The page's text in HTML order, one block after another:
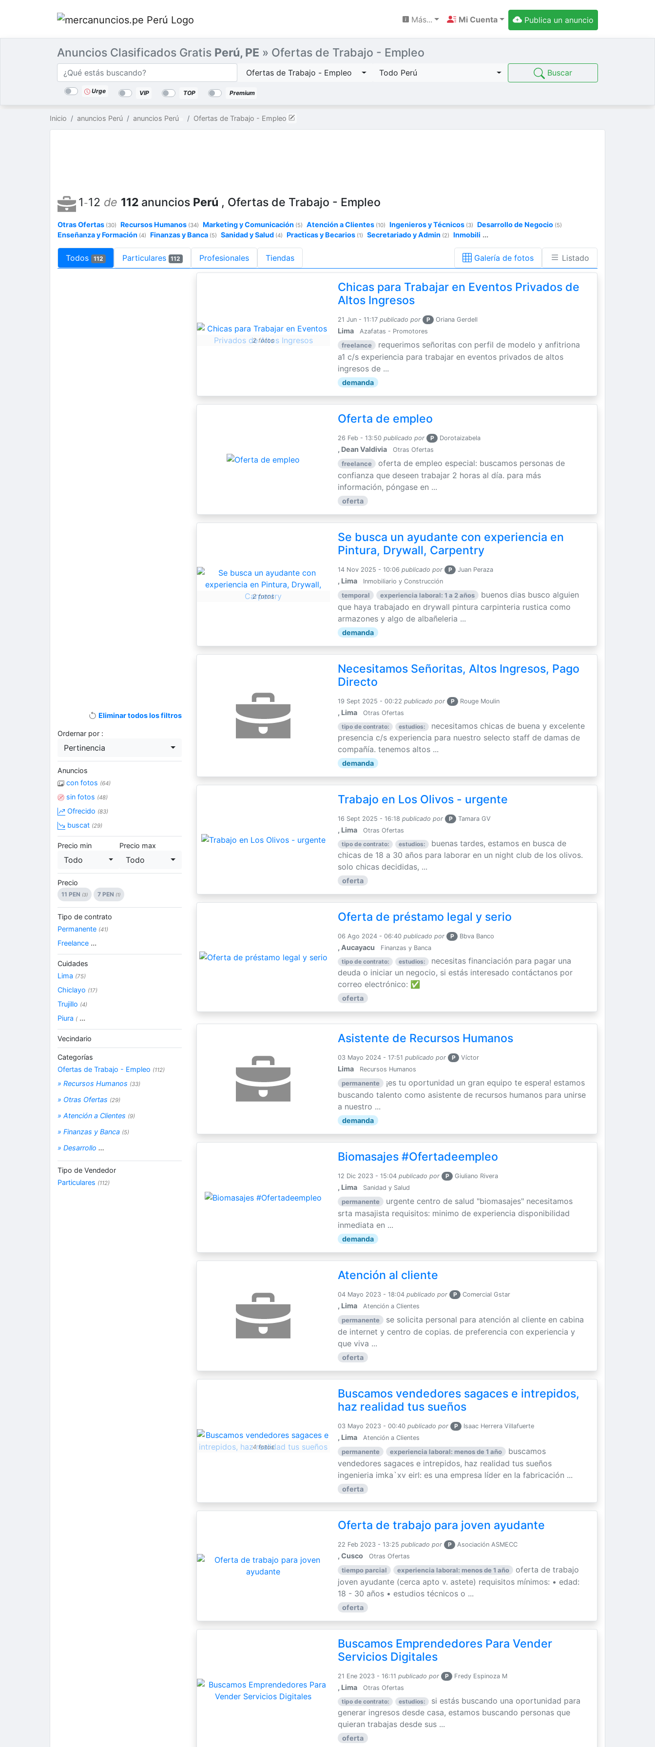
Más... Mi Cuenta Publica un anuncio
Anuncios Clasificados Gratis Perú, PE » Ofertas de Trabajo - Empleo
Buscar
Categorías
Ofertas de Trabajo - Empleo
lugar
Todo Perú Buscar
Urge VIP TOP Premium
Inicio anuncios Perú anuncios Perú Ofertas de Trabajo - Empleo
1-12 de 112 anuncios Perú , Ofertas de Trabajo - Empleo
Otras Ofertas (30) Recursos Humanos (34) Marketing y Comunicación (5) Atención a Clientes (10) Ingenieros y Técnicos (3) Desarrollo de Negocio (5)
Enseñanza y Formación (4) Finanzas y Banca (5) Sanidad y Salud (4) Practicas y Becarios (1) Secretariado y Admin (2) Inmobili ...
Todos 112 Particulares 112 Profesionales Tiendas Galería de fotos Listado
2 fotos
Chicas para Trabajar en Eventos Privados de
Altos Ingresos
21 Jun - 11:17 publicado por P Oriana Gerdell
Lima Azafatas - Promotores
freelance
requerimos señoritas con perfil de modelo y anfitriona
a1 c/s experiencia para trabajar en eventos privados de altos
ingresos de ...
demanda
Oferta de empleo
26 Feb - 13:50 publicado por P Dorotaizabela
, Dean Valdivia Otras Ofertas
freelance
oferta de empleo especial: buscamos personas de
confianza que deseen trabajar 2 horas al día. para más
información, póngase en ...
oferta
2 fotos
Se busca un ayudante con experiencia en
Pintura, Drywall, Carpentry
14 Nov 2025 - 10:06 publicado por P Juan Peraza
, Lima Inmobiliario y Construcción
temporal experiencia laboral: 1 a 2 años
buenos dias busco alguien
que haya trabajado en drywall pintura carpinteria rustica como
armazones y algo de albañeleria ...
demanda
Necesitamos Señoritas, Altos Ingresos, Pago
Directo
19 Sept 2025 - 00:22 publicado por P Rouge Moulin
, Lima
Otras Ofertas
tipo de contrato:
estudios:
necesitamos chicas de buena y excelente
presencia c/s experiencia para nuestro selecto staff de damas de
compañía. tenemos altos ...
demanda
Trabajo en Los Olivos - urgente
16 Sept 2025 - 16:18 publicado por P Tamara GV
, Lima
Otras Ofertas
tipo de contrato:
estudios:
buenas tardes, estamos en busca de
chicas de 18 a 30 años para laborar en un night club de los olivos.
solo chicas decididas, ...
oferta
Oferta de préstamo legal y serio
06 Ago 2024 - 06:40 publicado por P Bbva Banco
, Aucayacu
Finanzas y Banca
tipo de contrato:
estudios:
necesitas financiación para pagar una
deuda o iniciar un negocio, si estás interesado contáctanos por
correo electrónico: ✅
oferta
Asistente de Recursos Humanos
03 Mayo 2024 - 17:51 publicado por P Víctor
Lima Recursos Humanos
permanente
¡es tu oportunidad un gran equipo te espera! estamos
buscando talento como asistente de recursos humanos para unirse
a nuestro ...
demanda
Biomasajes #Ofertadeempleo
12 Dic 2023 - 15:04 publicado por P Giuliano Rivera
, Lima Sanidad y Salud
permanente
urgente centro de salud "biomasajes" necesitamos
srta masajista requisitos: minimo de experiencia disponibilidad
inmediata en ...
demanda
Atención al cliente
04 Mayo 2023 - 18:04 publicado por P Comercial Gstar
, Lima Atención a Clientes
permanente
se solicita personal para atención al cliente en cabina
de internet y centro de copias. de preferencia con experiencia y
que viva ...
oferta
4 fotos
Buscamos vendedores sagaces e intrepidos,
haz realidad tus sueños
03 Mayo 2023 - 00:40 publicado por P Isaac Herrera Villafuerte
, Lima Atención a Clientes
permanente experiencia laboral: menos de 1 año
buscamos
vendedores sagaces e intrepidos, haz realidad tus sueños
ingenieria imka`xv eirl: es una empresa líder en la fabricación ...
oferta
Oferta de trabajo para joven ayudante
22 Feb 2023 - 13:25 publicado por P Asociación ASMECC
, Cusco Otras Ofertas
tiempo parcial experiencia laboral: menos de 1 año
oferta de trabajo
joven ayudante (cerca apto v. astete) requisitos mínimos: • edad:
18 - 30 años • estudios técnicos o ...
oferta
Buscamos Emprendedores Para Vender
Servicios Digitales
21 Ene 2023 - 16:11 publicado por P Fredy Espinoza M
, Lima
Otras Ofertas
tipo de contrato:
estudios:
si estás buscando una oportunidad para
generar ingresos desde casa, estamos buscando personas que
quieran trabajas desde sus ...
oferta
Eliminar todos los filtros
Ordernar por :
Pertinencia
Anuncios
con fotos (64)
sin fotos (48)
Ofrecido (83)
buscat (29)
Precio min
Todo
Precio max
Todo
Precio
11 PEN (3) 7 PEN (1)
Tipo de contrato
Permanente (41)
Freelance ...
Cuidades
Lima (75)
Chiclayo (17)
Trujillo (4)
Piura ( ...
Vecindario
Categorías
Ofertas de Trabajo - Empleo (112)
» Recursos Humanos (33)
» Otras Ofertas (29)
» Atención a Clientes (9)
» Finanzas y Banca (5)
» Desarrollo ...
Tipo de Vendedor
Particulares (112)